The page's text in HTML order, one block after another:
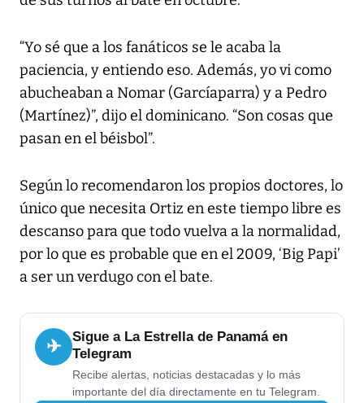
“Yo sé que a los fanáticos se le acaba la
paciencia, y entiendo eso. Además, yo vi como
abucheaban a Nomar (Garcíaparra) y a Pedro
(Martínez)”, dijo el dominicano. “Son cosas que
pasan en el béisbol”.
Según lo recomendaron los propios doctores, lo
único que necesita Ortiz en este tiempo libre es
descanso para que todo vuelva a la normalidad,
por lo que es probable que en el 2009, ‘Big Papi’
a ser un verdugo con el bate.
✈
Sigue a La Estrella de Panamá en
Telegram
Recibe alertas, noticias destacadas y lo más
importante del día directamente en tu Telegram.